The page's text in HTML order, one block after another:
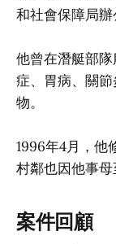
和社會保障局辦
他曾在潛艇部
症、胃病、關
物。
1996年4月，他
村鄰也因他事母
案件回顧